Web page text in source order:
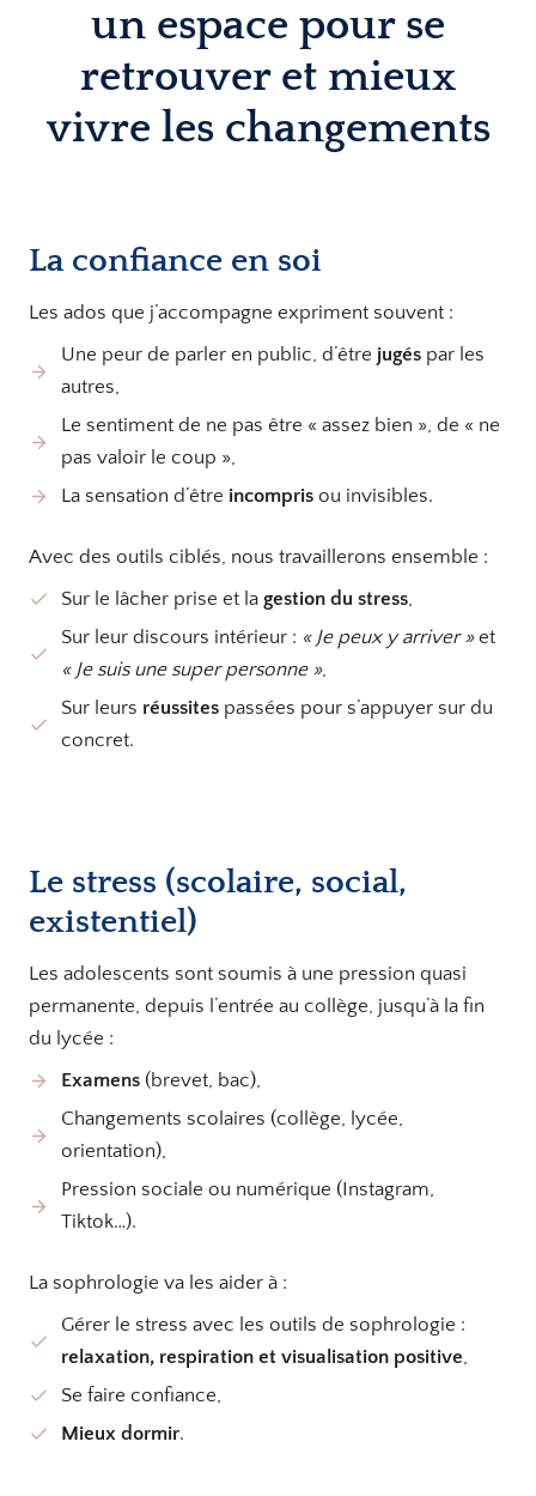
un espace pour se
retrouver et mieux
vivre les changements
La confiance en soi
Les ados que j’accompagne expriment souvent :
Une peur de parler en public, d’être jugés par les
autres,
Le sentiment de ne pas être « assez bien », de « ne
pas valoir le coup »,
La sensation d’être incompris ou invisibles.
Avec des outils ciblés, nous travaillerons ensemble :
Sur le lâcher prise et la gestion du stress,
Sur leur discours intérieur : « Je peux y arriver »et
« Je suis une super personne »,
Sur leurs réussites passées pour s’appuyer sur du
concret.
Le stress (scolaire, social,
existentiel)
Les adolescents sont soumis à une pression quasi
permanente, depuis l’entrée au collège, jusqu’à la fin
du lycée :
Examens (brevet, bac),
Changements scolaires (collège, lycée,
orientation),
Pression sociale ou numérique (Instagram,
Tiktok…).
La sophrologie va les aider à :
Gérer le stress avec les outils de sophrologie :
relaxation, respiration et visualisation positive,
Se faire confiance,
Mieux dormir.